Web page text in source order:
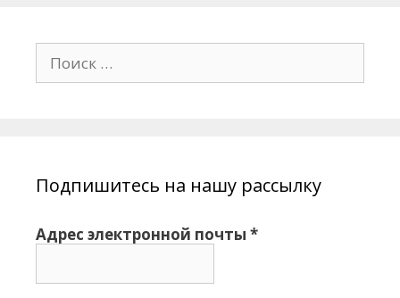
Подпишитесь на нашу рассылку
Адрес электронной почты *